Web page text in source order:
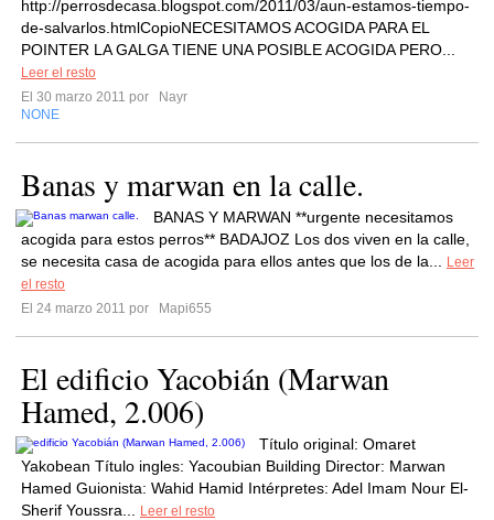
http://perrosdecasa.blogspot.com/2011/03/aun-estamos-tiempo-
de-salvarlos.htmlCopioNECESITAMOS ACOGIDA PARA EL
POINTER LA GALGA TIENE UNA POSIBLE ACOGIDA PERO...
Leer el resto
El 30 marzo 2011 por
Nayr
NONE
Banas y marwan en la calle.
BANAS Y MARWAN **urgente necesitamos
acogida para estos perros** BADAJOZ Los dos viven en la calle,
se necesita casa de acogida para ellos antes que los de la...
Leer
el resto
El 24 marzo 2011 por
Mapi655
El edificio Yacobián (Marwan
Hamed, 2.006)
Título original: Omaret
Yakobean Título ingles: Yacoubian Building Director: Marwan
Hamed Guionista: Wahid Hamid Intérpretes: Adel Imam Nour El-
Sherif Youssra...
Leer el resto